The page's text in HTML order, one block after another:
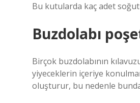
Bu kutularda kaç adet
Buzdolabı
Birçok buzdolabının
yiyeceklerin içeriye
oluşturur, bu nedenle